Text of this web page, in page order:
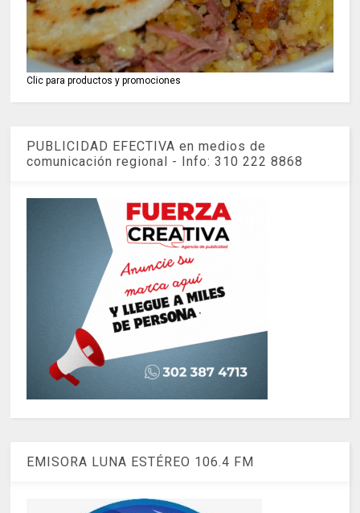
Clic para productos y promociones
PUBLICIDAD EFECTIVA en medios de
comunicación regional - Info: 310 222 8868
EMISORA LUNA ESTÉREO 106.4 FM